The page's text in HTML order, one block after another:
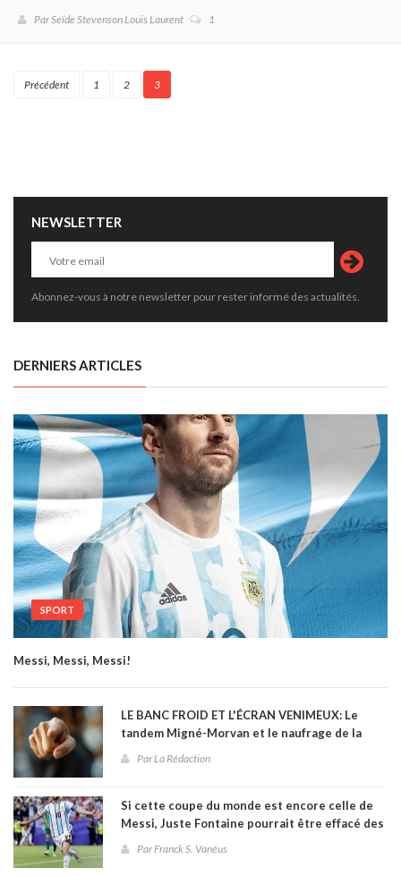
Par Seïde Stevenson Louis Laurent 1
Précédent 1 2 3
NEWSLETTER
Abonnez-vous à notre newsletter pour rester informé des actualités.
DERNIERS ARTICLES
SPORT
Messi, Messi, Messi!
LE BANC FROID ET L'ÉCRAN VENIMEUX: Le
tandem Migné-Morvan et le naufrage de la
Par La Rédaction
Si cette coupe du monde est encore celle de
Messi, Juste Fontaine pourrait être effacé des
Par Franck S. Vanéus